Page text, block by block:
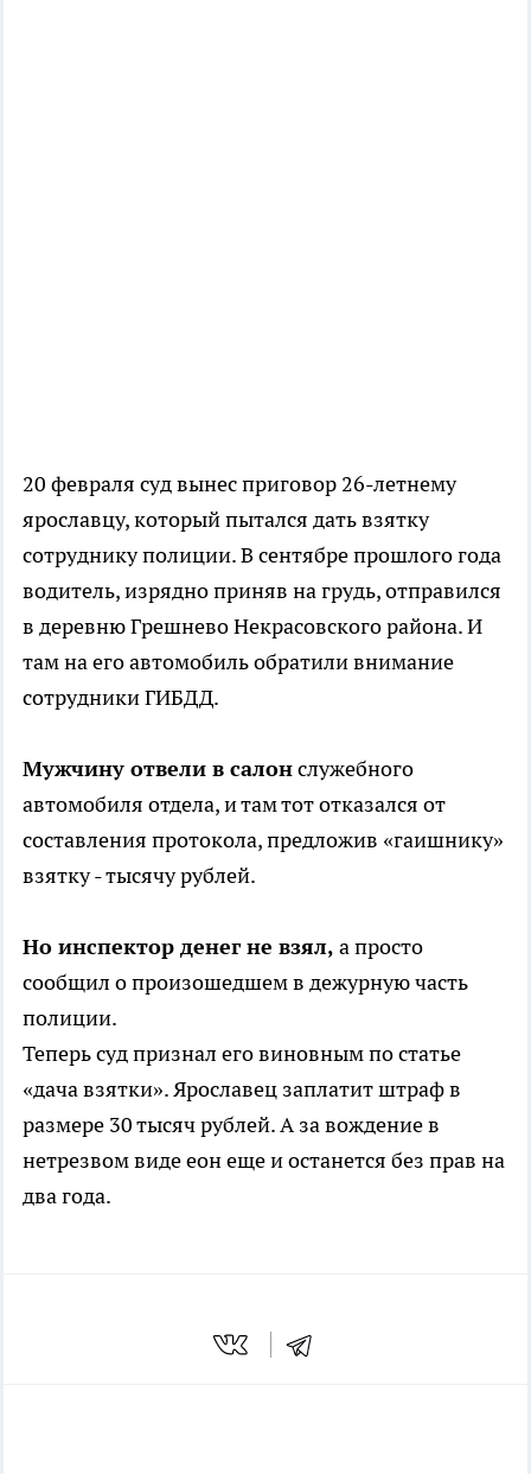
20 февраля суд вынес приговор 26-летнему
ярославцу, который пытался дать взятку
сотруднику полиции. В сентябре прошлого года
водитель, изрядно приняв на грудь, отправился
в деревню Грешнево Некрасовского района. И
там на его автомобиль обратили внимание
сотрудники ГИБДД.
Мужчину отвели в салонслужебного
автомобиля отдела, и там тот отказался от
составления протокола, предложив «гаишнику»
взятку - тысячу рублей.
Но инспектор денег не взял, а просто
сообщил о произошедшем в дежурную часть
полиции.
Теперь суд признал его виновным по статье
«дача взятки». Ярославец заплатит штраф в
размере 30 тысяч рублей. А за вождение в
нетрезвом виде еон еще и останется без прав на
два года.